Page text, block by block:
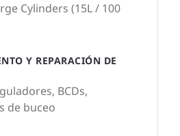
Cylinders (15L / 100
Y REPARACIÓN DE
BCDs,
de buceo